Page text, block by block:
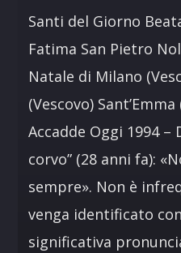
Santi del Giorno
Fatima San Pietro
Natale di Milano
(Vescovo)
Accadde Oggi 1994 –
corvo” (28 anni fa):
sempre». Non è
venga identificato
significativa